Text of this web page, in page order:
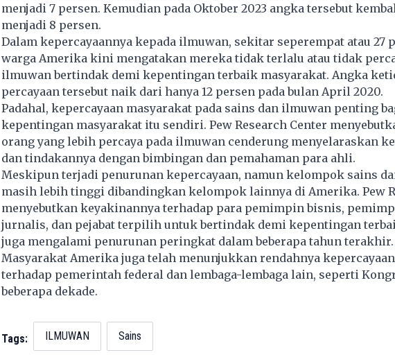
menjadi 7 persen. Kemudian pada Oktober 2023 angka tersebut
menjadi 8 persen.
Dalam kepercayaannya kepada ilmuwan, sekitar seperempat atau 27
warga Amerika kini mengatakan mereka tidak terlalu atau tidak
ilmuwan bertindak demi kepentingan terbaik masyarakat. Angka
percayaan tersebut naik dari hanya 12 persen pada bulan April 2020.
Padahal, kepercayaan masyarakat pada sains dan ilmuwan penting
kepentingan masyarakat itu sendiri. Pew Research Center
orang yang lebih percaya pada ilmuwan cenderung menyelaraskan
dan tindakannya dengan bimbingan dan pemahaman para ahli.
Meskipun terjadi penurunan kepercayaan, namun kelompok sains
masih lebih tinggi dibandingkan kelompok lainnya di Amerika. Pew
menyebutkan keyakinannya terhadap para pemimpin bisnis,
jurnalis, dan pejabat terpilih untuk bertindak demi kepentingan
juga mengalami penurunan peringkat dalam beberapa tahun terakhir.
Masyarakat Amerika juga telah menunjukkan rendahnya
terhadap pemerintah federal dan lembaga-lembaga lain, seperti
beberapa dekade.
Tags: ILMUWAN Sains